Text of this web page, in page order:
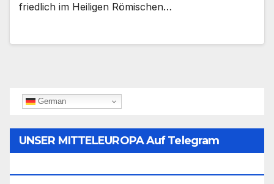
friedlich im Heiligen Römischen…
German
UNSER MITTELEUROPA Auf Telegram